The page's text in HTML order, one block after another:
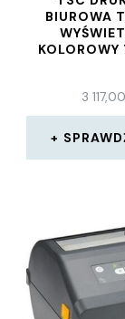
BIUROWA
3 117,00